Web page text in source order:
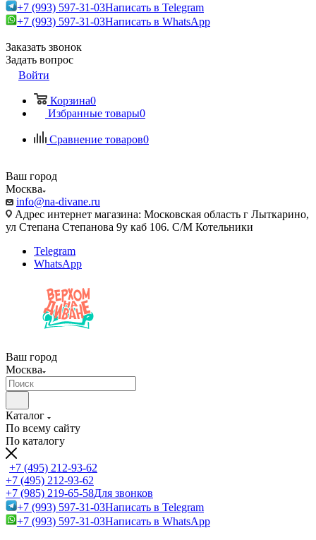
+7 (993) 597-31-03Написать в Telegram
+7 (993) 597-31-03Написать в WhatsApp
Заказать звонок
Задать вопрос
Войти
Корзина0
Избранные товары0
Сравнение товаров0
Ваш город
Москва
info@na-divane.ru
Адрес интернет магазина: Московская область г Лыткарино,
ул Степана Степанова 9у каб 106. С/М Котельники
Telegram
WhatsApp
Ваш город
Москва
Каталог
По всему сайту
По каталогу
+7 (495) 212-93-62
+7 (495) 212-93-62
+7 (985) 219-65-58Для звонков
+7 (993) 597-31-03Написать в Telegram
+7 (993) 597-31-03Написать в WhatsApp